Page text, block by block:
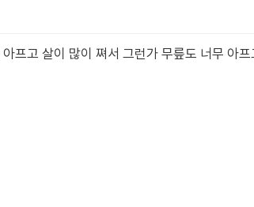
프고 살이 많이 쪄서 그런가 무릎도 너무 아